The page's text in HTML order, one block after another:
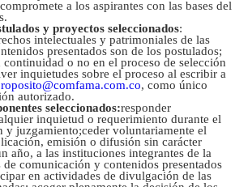
a los aspirantes con las bases del
y proyectos seleccionados:
intelectuales y patrimoniales de las
presentados son de los postulados;
o no en el proceso de selección
inquietudes sobre el proceso al escribir a
, como único
autorizado.
seleccionados:responder
inquietud o requerimiento durante el
y juzgamiento;ceder voluntariamente el
emisión o difusión sin carácter
año, a las instituciones integrantes de la
de comunicación y contenidos presentados
en actividades de divulgación de las